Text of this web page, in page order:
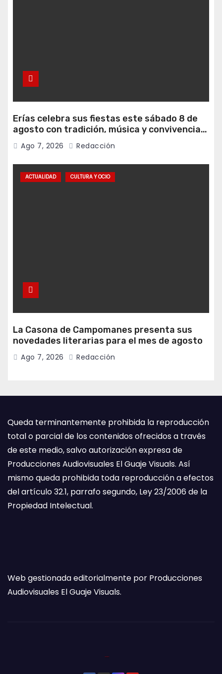
Erías celebra sus fiestas este sábado 8 de
agosto con tradición, música y convivencia
vecinal
Ago 7, 2026 Redacción
ACTUALIDAD CULTURA Y OCIO
La Casona de Campomanes presenta sus
novedades literarias para el mes de agosto
Ago 7, 2026 Redacción
Queda terminantemente prohibida la reproducción
total o parcial de los contenidos ofrecidos a través
de este medio, salvo autorización expresa de
Producciones Audiovisuales El Guaje Visuals. Así
mismo queda prohibida toda reproducción a efectos
del artículo 32.1, parrafo segundo, Ley 23/2006 de la
Propiedad Intelectual.
Web gestionada editorialmente por Producciones
Audiovisuales El Guaje Visuals.